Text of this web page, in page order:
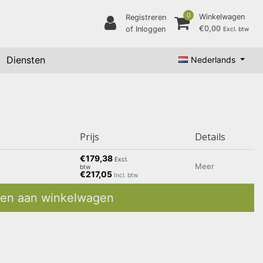
Registreren
of Inloggen
0
Winkelwagen
€0,00 Excl. btw
Diensten Nederlands
Prijs Details
€179,38 Excl.
btw
€217,05 Incl. btw
Meer
aan winkelwagen